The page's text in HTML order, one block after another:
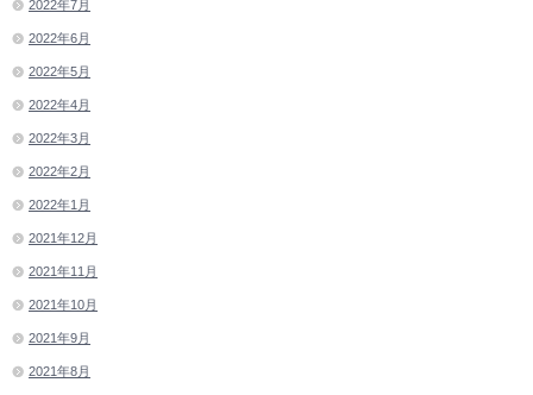
2022年7月
2022年6月
2022年5月
2022年4月
2022年3月
2022年2月
2022年1月
2021年12月
2021年11月
2021年10月
2021年9月
2021年8月